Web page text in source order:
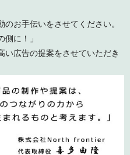
お手伝いをさせてください。
に！」
い広告の提案をさせていただき